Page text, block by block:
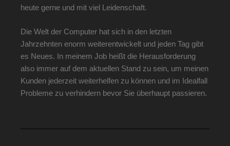
heute gerne und mit viel Leidenschaft.
Die Welt der Computer hat sich in den letzten
Jahrzehnten enorm weiterentwickelt und jeden Tag gibt
es Neues. In meinem Job heißt die Herausforderung
also immer auf dem aktuellen Stand zu sein, um meinen
Kunden jederzeit weiterhelfen zu können und im Idealfall
Probleme zu verhindern bevor Sie überhaupt passieren.